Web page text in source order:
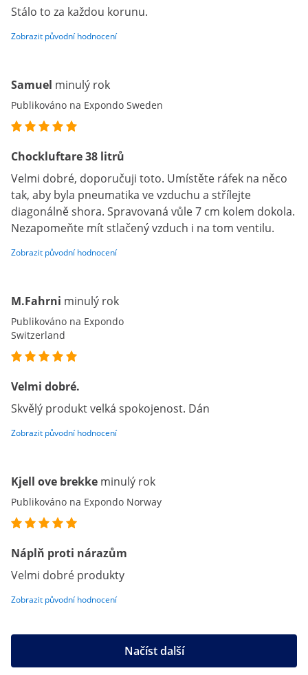
Stálo to za každou korunu.
Zobrazit původní hodnocení
Samuel minulý rok
Publikováno na Expondo Sweden
Chockluftare 38 litrů
Velmi dobré, doporučuji toto. Umístěte ráfek na něco
tak, aby byla pneumatika ve vzduchu a střílejte
diagonálně shora. Spravovaná vůle 7 cm kolem dokola.
Nezapomeňte mít stlačený vzduch i na tom ventilu.
Zobrazit původní hodnocení
M.Fahrni minulý rok
Publikováno na Expondo
Switzerland
Velmi dobré.
Skvělý produkt velká spokojenost. Dán
Zobrazit původní hodnocení
Kjell ove brekke minulý rok
Publikováno na Expondo Norway
Náplň proti nárazům
Velmi dobré produkty
Zobrazit původní hodnocení
Načíst další